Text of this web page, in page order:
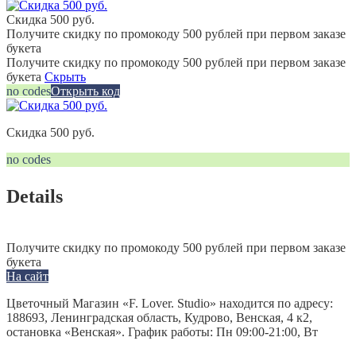
Скидка 500 руб.
Получите скидку по промокоду 500 рублей при первом заказе
букета
Получите скидку по промокоду 500 рублей при первом заказе
букета Скрыть
no codesОткрыть код
Скидка 500 руб.
no codes
Details
Получите скидку по промокоду 500 рублей при первом заказе
букета
На сайт
Цветочный Магазин «F. Lover. Studio» находится по адресу:
188693, Ленинградская область, Кудрово, Венская, 4 к2,
остановка «Венская». График работы: Пн 09:00-21:00, Вт